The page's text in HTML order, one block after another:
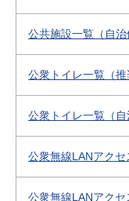
公共施設一覧（自治
公衆トイレ一覧（推
公衆トイレ一覧（自
公衆無線LANアクセ
公衆無線LANアク